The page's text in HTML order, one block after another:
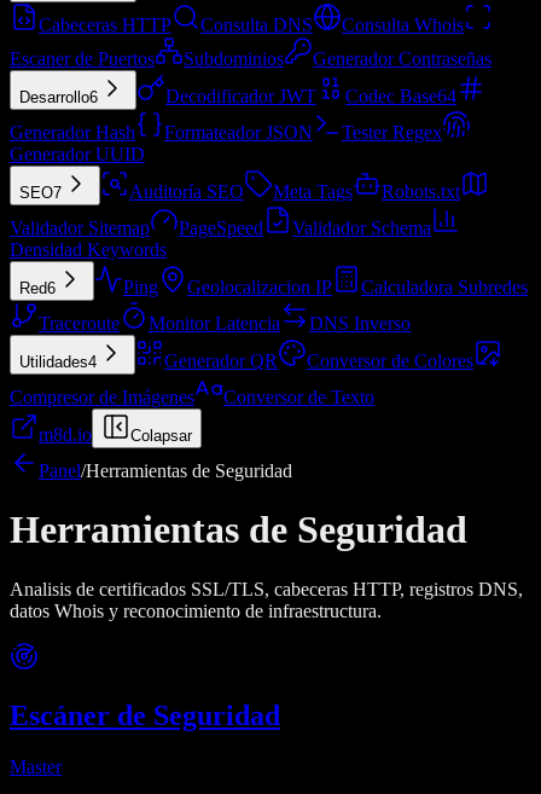
Cabeceras HTTP
Consulta DNS
Consulta Whois
Escaner de Puertos
Subdominios Generador Contraseñas
Desarrollo6 Decodificador JWT
Codec Base64
Generador Hash
Formateador JSON
Tester Regex
Generador UUID
SEO7 Auditoría SEO Meta Tags
Robots.txt
Validador Sitemap
PageSpeed
Validador Schema
Densidad Keywords
Red6 Ping Geolocalizacion IP
Calculadora Subredes
Traceroute
Monitor Latencia DNS Inverso
Utilidades4 Generador QR
Conversor de Colores
Compresor de Imágenes
Conversor de Texto
m8d.io
Colapsar
Panel/Herramientas de Seguridad
Herramientas de Seguridad
Analisis de certificados SSL/TLS, cabeceras HTTP, registros DNS,
datos Whois y reconocimiento de infraestructura.
Escáner de Seguridad
Master